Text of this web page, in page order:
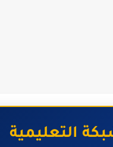
التعليمية